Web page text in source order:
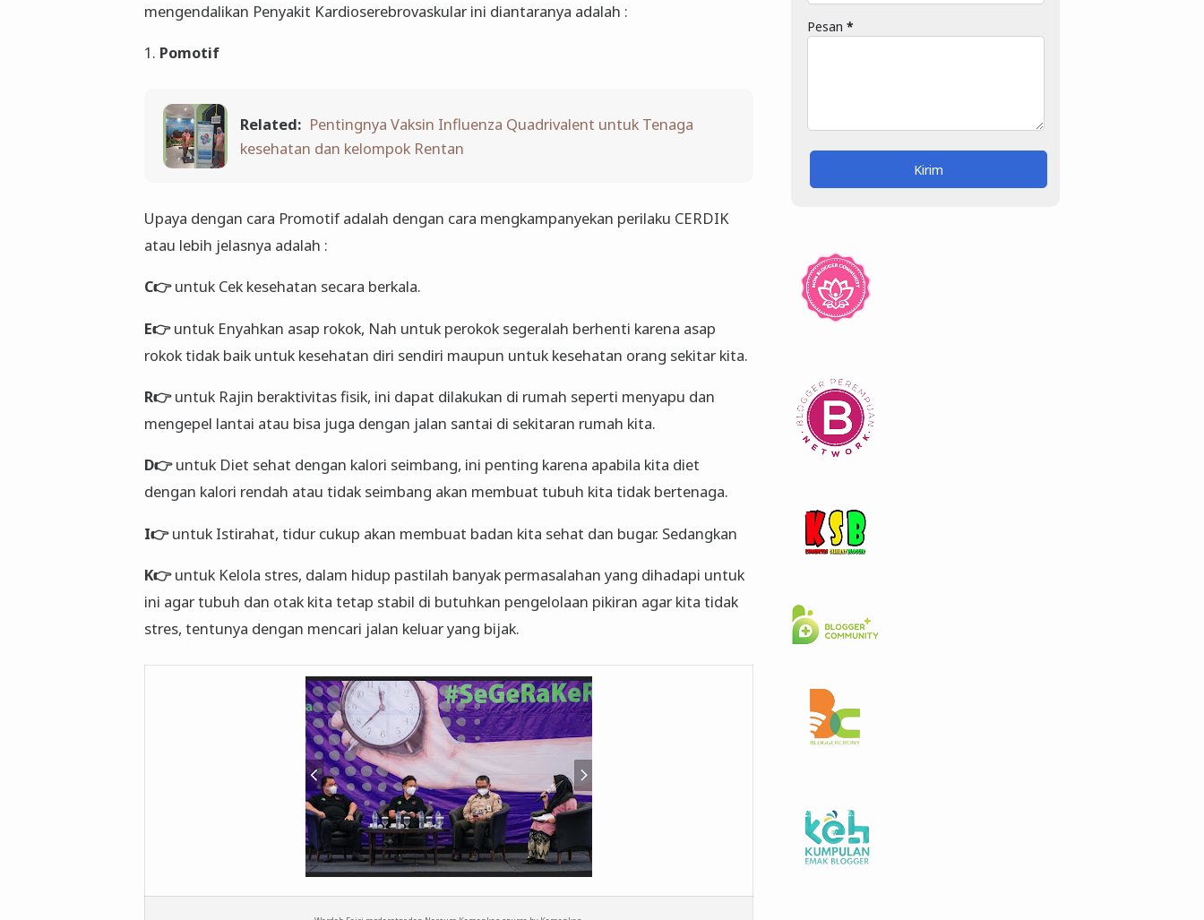
mengendalikan Penyakit Kardioserebrovaskular ini diantaranya adalah :
1. Pomotif
Related: Pentingnya Vaksin Influenza Quadrivalent untuk Tenaga
kesehatan dan kelompok Rentan
Upaya dengan cara Promotif adalah dengan cara mengkampanyekan perilaku CERDIK
atau lebih jelasnya adalah :
C👉untuk Cek kesehatan secara berkala.
E👉untuk Enyahkan asap rokok, Nah untuk perokok segeralah berhenti karena asap
rokok tidak baik untuk kesehatan diri sendiri maupun untuk kesehatan orang sekitar kita.
R👉untuk Rajin beraktivitas fisik, ini dapat dilakukan di rumah seperti menyapu dan
mengepel lantai atau bisa juga dengan jalan santai di sekitaran rumah kita.
D👉untuk Diet sehat dengan kalori seimbang, ini penting karena apabila kita diet
dengan kalori rendah atau tidak seimbang akan membuat tubuh kita tidak bertenaga.
I👉untuk Istirahat, tidur cukup akan membuat badan kita sehat dan bugar. Sedangkan
K👉untuk Kelola stres, dalam hidup pastilah banyak permasalahan yang dihadapi untuk
ini agar tubuh dan otak kita tetap stabil di butuhkan pengelolaan pikiran agar kita tidak
stres, tentunya dengan mencari jalan keluar yang bijak.
Pesan *